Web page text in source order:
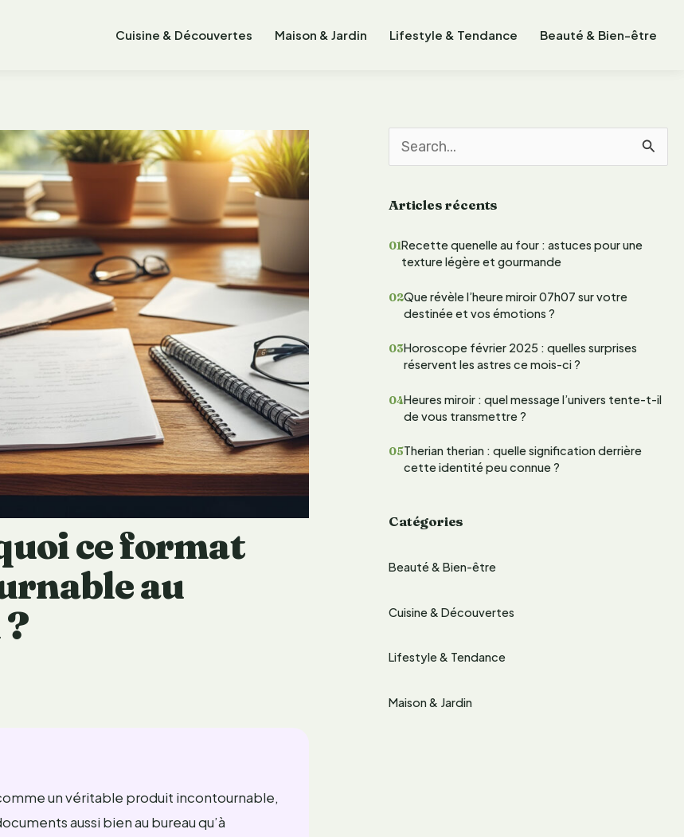
Cuisine & Découvertes Maison & Jardin Lifestyle & Tendance Beauté & Bien-être
ce format
au
un véritable produit incontournable,
aussi bien au bureau qu’à
c
r
h
r
Articles récents
Recette quenelle au four : astuces pour une
texture légère et gourmande
Que révèle l’heure miroir 07h07 sur votre
destinée et vos émotions ?
Horoscope février 2025 : quelles surprises
réservent les astres ce mois-ci ?
Heures miroir : quel message l’univers tente-t-il
de vous transmettre ?
Therian therian : quelle signification derrière
cette identité peu connue ?
Catégories
Beauté & Bien-être
Cuisine & Découvertes
Lifestyle & Tendance
Maison & Jardin